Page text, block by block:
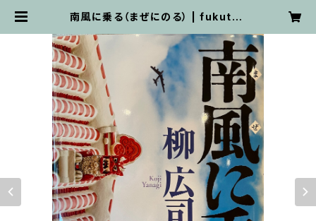
南風に乗る（まぜにのる） | fukutsu